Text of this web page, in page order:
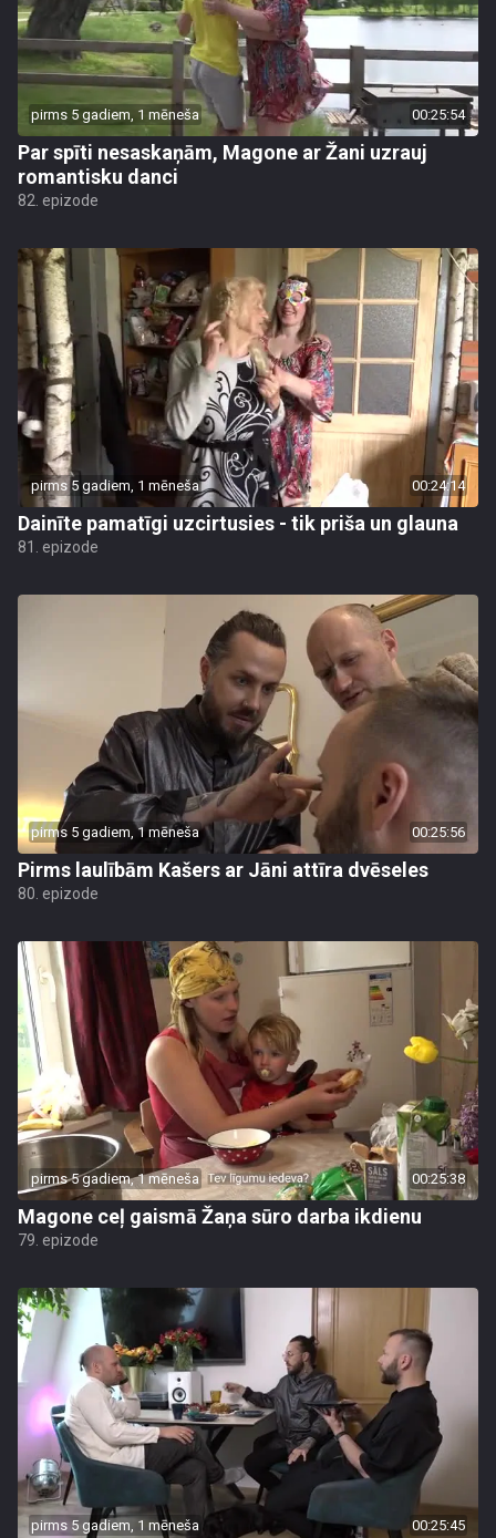
pirms 5 gadiem, 1 mēneša 00:25:54
Par spīti nesaskaņām, Magone ar Žani uzrauj
romantisku danci
82. epizode
pirms 5 gadiem, 1 mēneša 00:24:14
Dainīte pamatīgi uzcirtusies - tik priša un glauna
81. epizode
pirms 5 gadiem, 1 mēneša 00:25:56
Pirms laulībām Kašers ar Jāni attīra dvēseles
80. epizode
pirms 5 gadiem, 1 mēneša 00:25:38
Magone ceļ gaismā Žaņa sūro darba ikdienu
79. epizode
pirms 5 gadiem, 1 mēneša 00:25:45